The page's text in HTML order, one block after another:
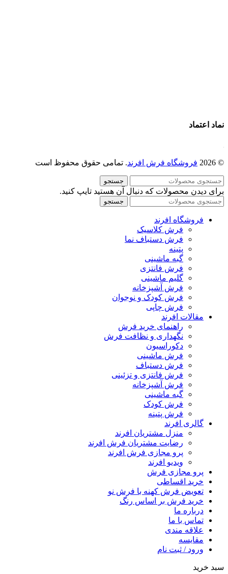
نماد اعتماد
© 2026 فروشگاه فرش افرند. تمامی حقوق محفوظ است
جستجو
برای دیدن محصولات که دنبال آن هستید تایپ کنید.
جستجو
فروشگاه افرند
فرش کلاسیک
فرش دستباف نما
پتینه
گبه ماشینی
فرش فانتزی
گلیم ماشینی
فرش آشپزخانه
فرش کودک و نوجوان
فرش چاپی
مقالات افرند
راهنمای خرید فرش
نگهداری و نظافت فرش
دکوراسیون
فرش ماشینی
فرش دستباف
فرش فانتزی و تزئینی
فرش آشپزخانه
گبه ماشینی
فرش کودک
فرش پتینه
گالری افرند
منزل مشتریان افرند
رضایت مشتریان فرش افرند
پرو مجازی فرش افرند
ویدیو افرند
پرو مجازی فرش
خرید اقساطی
تعویض فرش کهنه با فرش نو
خرید فرش بر اساس رنگ
درباره ما
تماس با ما
علاقه مندی
مقایسه
ورود / ثبت نام
سبد خرید